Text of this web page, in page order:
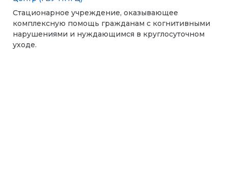
Стационарное учреждение, оказывающее
комплексную помощь гражданам с когнитивными
нарушениями и нуждающимся в круглосуточном
уходе.